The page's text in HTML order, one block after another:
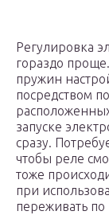
Регулировка
гораздо
пружин
посредством
запуске
сразу.
чтобы реле
тоже
при
переживать по